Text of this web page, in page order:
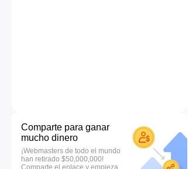
Comparte para ganar
mucho dinero
¡Webmasters de todo el mundo
han retirado $50,000,000!
Comparte el enlace y empieza